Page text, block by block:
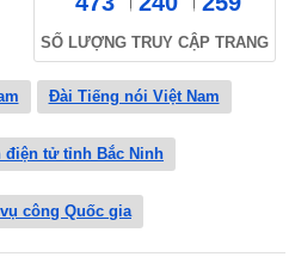
SỐ LƯỢNG TRUY CẬP TRANG
Đài Tiếng nói Việt Nam
điện tử tỉnh Bắc Ninh
công Quốc gia